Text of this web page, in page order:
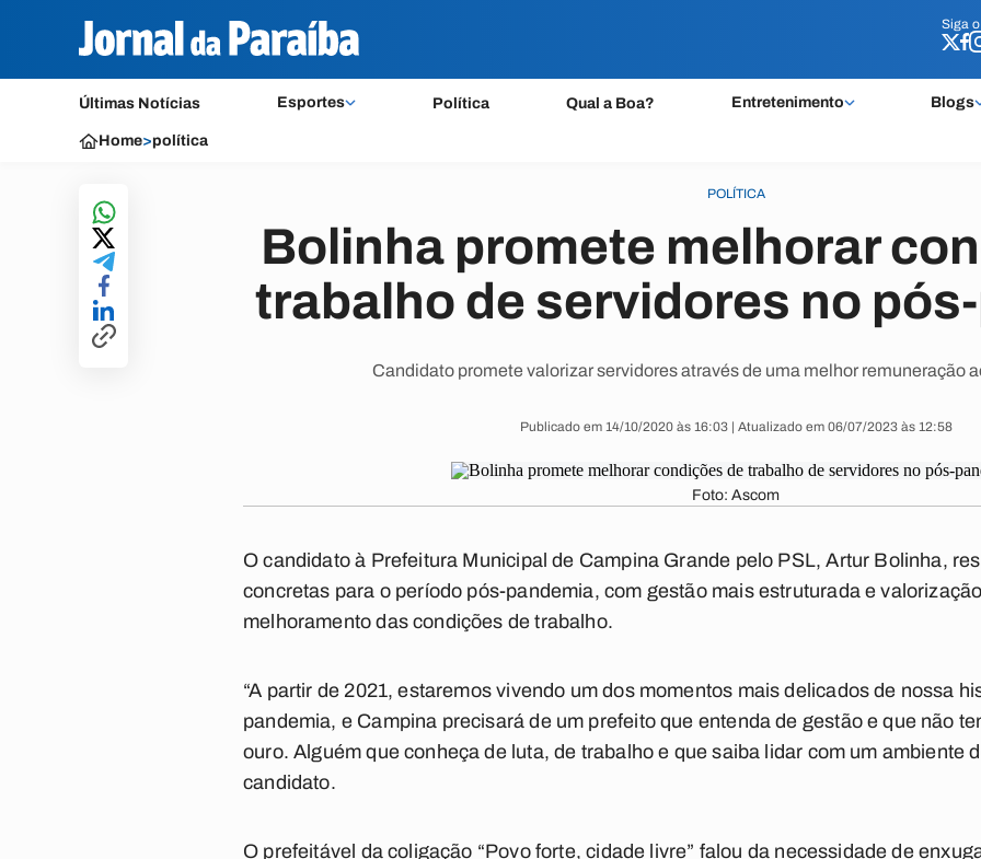
Siga o
Últimas Notícias Esportes Política Qual a Boa? Entretenimento Blogs
Siga o
Home>política
POLÍTICA
Bolinha promete melhorar
trabalho de servidores no
Candidato promete valorizar servidores através de uma melhor remuneração
Publicado em 14/10/2020 às 16:03 | Atualizado em 06/07/2023 às 12:58
Foto: Ascom
O candidato à Prefeitura Municipal de Campina Grande pelo PSL, Artur Bolinha,
concretas para o período pós-pandemia, com gestão mais estruturada e
melhoramento das condições de trabalho.
“A partir de 2021, estaremos vivendo um dos momentos mais delicados de nossa
pandemia, e Campina precisará de um prefeito que entenda de gestão e que não
ouro. Alguém que conheça de luta, de trabalho e que saiba lidar com um ambiente
candidato.
O prefeitável da coligação “Povo forte, cidade livre” falou da necessidade de